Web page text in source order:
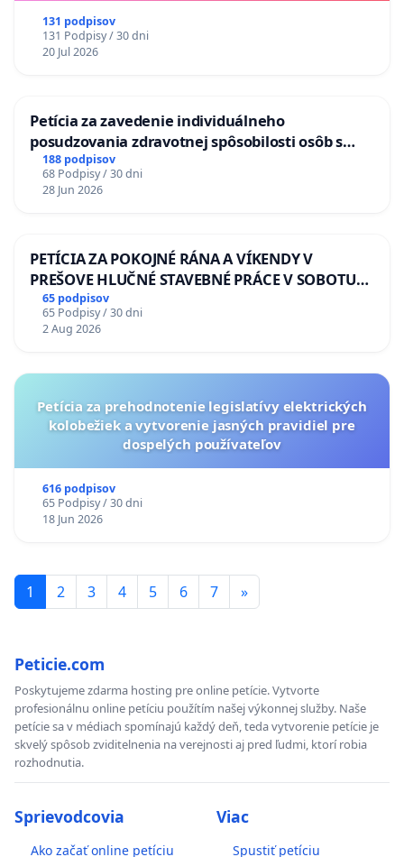
131 podpisov
131 Podpisy / 30 dni
20 Jul 2026
Petícia za zavedenie individuálneho
posudzovania zdravotnej spôsobilosti osôb s
diabetom 1. a 2. typu pri prijímaní do
Policajného zboru SR
188 podpisov
68 Podpisy / 30 dni
28 Jun 2026
PETÍCIA ZA POKOJNÉ RÁNA A VÍKENDY V
PREŠOVE HLUČNÉ STAVEBNÉ PRÁCE V SOBOTU
LEN OD 9.00 DO 13.00 HOD., CEZ PRACOVNÝ
TÝŽDEŇ CIEĽ 8.00 – 18.00 HOD. A PRAVIDELNÁ
KONTROLA STAVBY C-AREA NA
65 podpisov
65 Podpisy / 30 dni
2 Aug 2026
Petícia za prehodnotenie legislatívy elektrických
kolobežiek a vytvorenie jasných pravidiel pre
dospelých používateľov
616 podpisov
65 Podpisy / 30 dni
18 Jun 2026
1 2 3 4 5 6 7 »
Peticie.com
Poskytujeme zdarma hosting pre online petície. Vytvorte
profesionálnu online petíciu použítím našej výkonnej služby. Naše
petície sa v médiach spomínajú každý deň, teda vytvorenie petície je
skvelý spôsob zviditelnenia na verejnosti aj pred ľudmi, ktorí robia
rozhodnutia.
Sprievodcovia
Ako začať online petíciu
Viac
Spustiť petíciu